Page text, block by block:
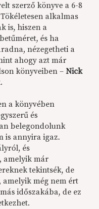
szerző könyve a 6-8
alkalmas
is, hiszen a
és ha
nézegetheti a
ahogy azt már
könyveiben –Nick
a könyvében
és
belegondolunk
is annyira igaz.
és
amelyik már
tekintsék, de
még nem ért
időszakába, de ez